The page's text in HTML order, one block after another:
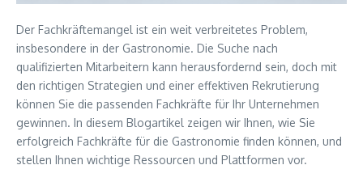
Der Fachkräftemangel ist ein weit verbreitetes Problem,
insbesondere in der Gastronomie. Die Suche nach
qualifizierten Mitarbeitern kann herausfordernd sein, doch mit
den richtigen Strategien und einer effektiven Rekrutierung
können Sie die passenden Fachkräfte für Ihr Unternehmen
gewinnen. In diesem Blogartikel zeigen wir Ihnen, wie Sie
erfolgreich Fachkräfte für die Gastronomie finden können, und
stellen Ihnen wichtige Ressourcen und Plattformen vor.